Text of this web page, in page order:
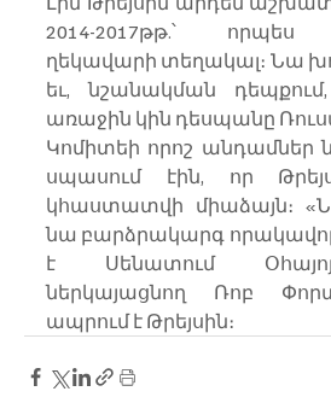
2014-2017թթ.՝ որպես
ղեկավարի տեղակալ։ Նա
եւ, նշանակման
առաջին կին դեսպանը
Կոմիտեի որոշ անդամներ
սպասում էին, որ
կհաստատվի միաձայն։
նա բարձրակարգ
է Սենատում
ներկայացնող Ռոբ
ապրում է Թրեյսին։